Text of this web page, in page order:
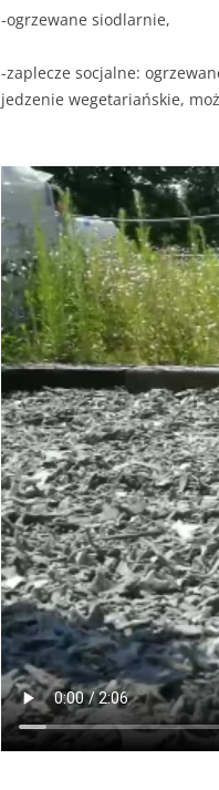
-ogrzewane siodlarnie,
-zaplecze socjalne:
jedzenie wegetariańskie,